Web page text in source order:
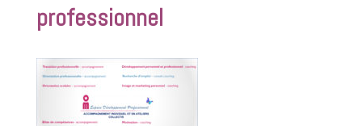
professionnel